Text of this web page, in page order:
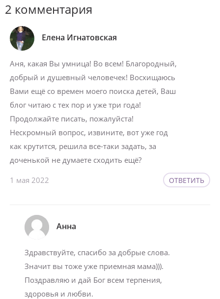
2 комментария
Елена Игнатовская
Аня, какая Вы умница! Во всем! Благородный,
добрый и душевный человечек! Восхищаюсь
Вами ещё со времен моего поиска детей, Ваш
блог читаю с тех пор и уже три года!
Продолжайте писать, пожалуйста!
Нескромный вопрос, извините, вот уже год
как крутится, решила все-таки задать, за
доченькой не думаете сходить ещё?
1 мая 2022 ОТВЕТИТЬ
Анна
Здравствуйте, спасибо за добрые слова.
Значит вы тоже уже приемная мама))).
Поздравляю и дай Бог всем терпения,
здоровья и любви.